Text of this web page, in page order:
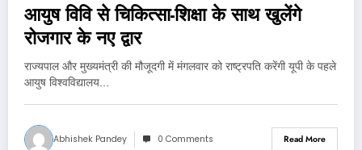
आयुष विवि से चिकित्सा-शिक्षा के साथ खुलेंगे
रोजगार के नए द्वार
राज्यपाल और मुख्यमंत्री की मौजूदगी में मंगलवार को राष्ट्रपति करेंगी यूपी के पहले
आयुष विश्वविद्यालय…
Abhishek Pandey 0 Comments Read More